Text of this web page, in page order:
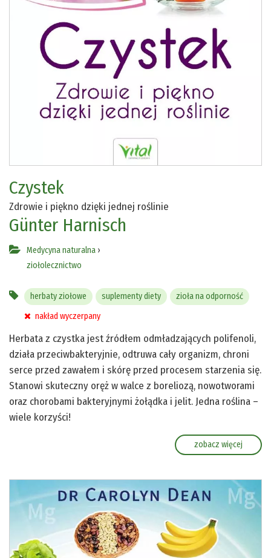
Czystek
Zdrowie i piękno dzięki jednej roślinie
Günter Harnisch
Medycyna naturalna ›
ziołolecznictwo
herbaty ziołowe suplementy diety
zioła na odporność
nakład wyczerpany
Herbata z czystka jest źródłem odmładzających polifenoli,
działa przeciwbakteryjnie, odtruwa cały organizm, chroni
serce przed zawałem i skórę przed procesem starzenia się.
Stanowi skuteczny oręż w walce z boreliozą, nowotworami
oraz chorobami bakteryjnymi żołądka i jelit. Jedna roślina –
wiele korzyści!
zobacz więcej